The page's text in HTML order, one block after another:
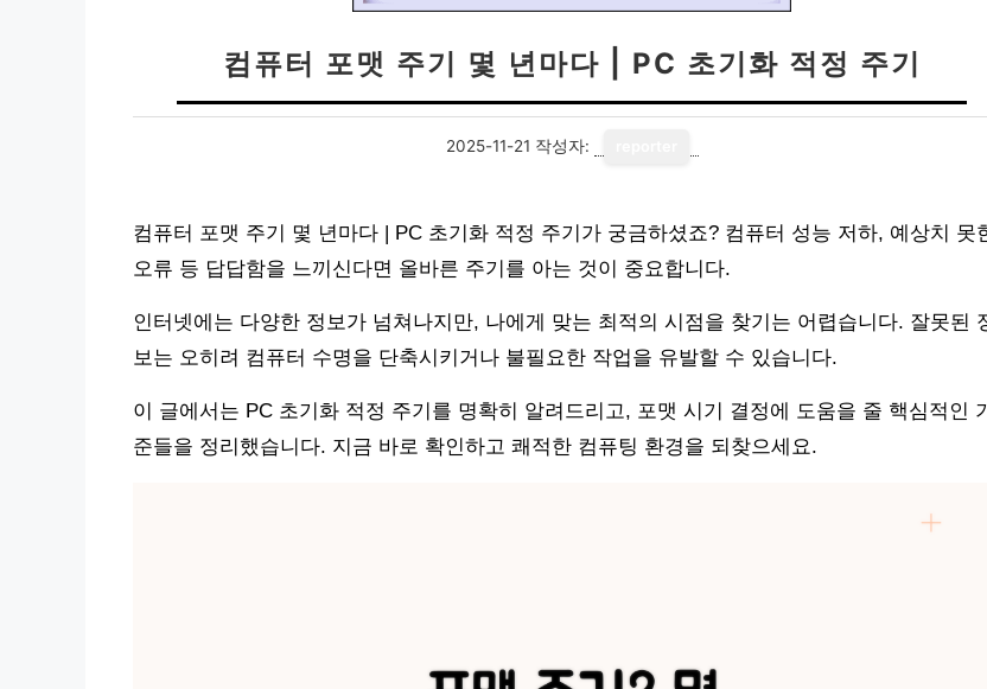
컴퓨터 포맷 주기 몇 년마다 | PC 초기화 적정 주기
2025-11-21 작성자:
컴퓨터 포맷 주기 몇 년마다 | PC 초기화 적정 주기가 궁금하셨죠? 컴퓨터 성능 저하, 예상치 못
오류 등 답답함을 느끼신다면 올바른 주기를 아는 것이 중요합니다.
인터넷에는 다양한 정보가 넘쳐나지만, 나에게 맞는 최적의 시점을 찾기는 어렵습니다. 잘못된
보는 오히려 컴퓨터 수명을 단축시키거나 불필요한 작업을 유발할 수 있습니다.
이 글에서는 PC 초기화 적정 주기를 명확히 알려드리고, 포맷 시기 결정에 도움을 줄 핵심적인
준들을 정리했습니다. 지금 바로 확인하고 쾌적한 컴퓨팅 환경을 되찾으세요.